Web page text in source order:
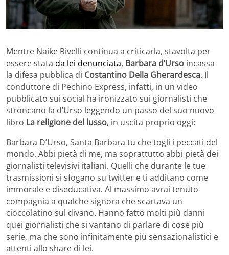
Mentre Naike Rivelli continua a criticarla, stavolta per
essere stata da lei denunciata, Barbara d’Urso incassa
la difesa pubblica di Costantino Della Gherardesca. Il
conduttore di Pechino Express, infatti, in un video
pubblicato sui social ha ironizzato sui giornalisti che
stroncano la d’Urso leggendo un passo del suo nuovo
libro La religione del lusso, in uscita proprio oggi:
Barbara D’Urso, Santa Barbara tu che togli i peccati del
mondo. Abbi pietà di me, ma soprattutto abbi pietà dei
giornalisti televisivi italiani. Quelli che durante le tue
trasmissioni si sfogano su twitter e ti additano come
immorale e diseducativa. Al massimo avrai tenuto
compagnia a qualche signora che scartava un
cioccolatino sul divano. Hanno fatto molti più danni
quei giornalisti che si vantano di parlare di cose più
serie, ma che sono infinitamente più sensazionalistici e
attenti allo share di lei.